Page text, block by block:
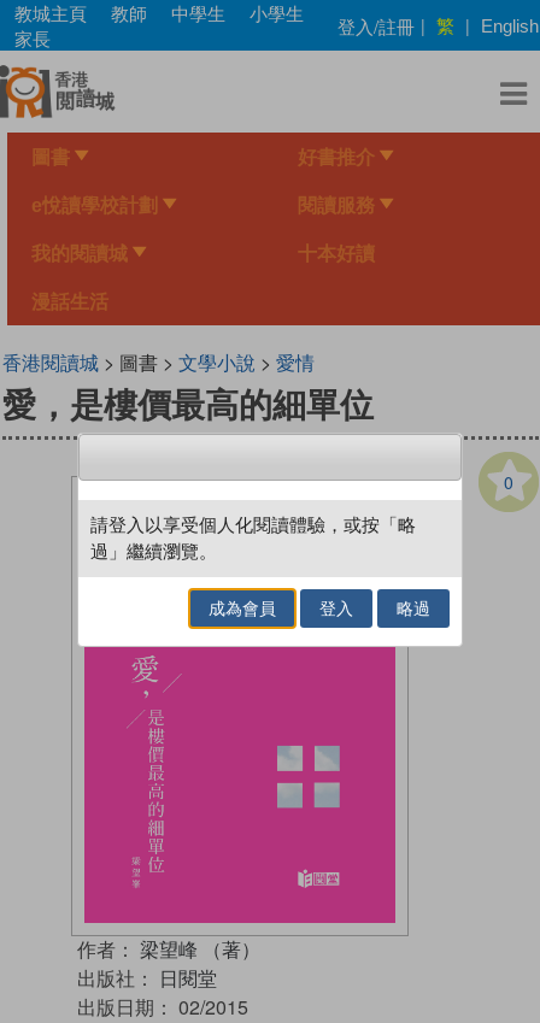
Skip
main
content
教城主頁 教師 中學生
小學生
家長
登入/註冊 | 繁 | English
圖書 好書推介
e悅讀學校計劃 閱讀服務
我的閱讀城 十本好讀
漫話生活
香港閱讀城> 圖書 > 文學小說 > 愛情
愛，是樓價最高的細單位
0
作者： 梁望峰 （著）
出版社： 日閱堂
出版日期： 02/2015
請登入以享受個人化閱讀體驗，或按「略
過」繼續瀏覽。
成為會員 登入 略過